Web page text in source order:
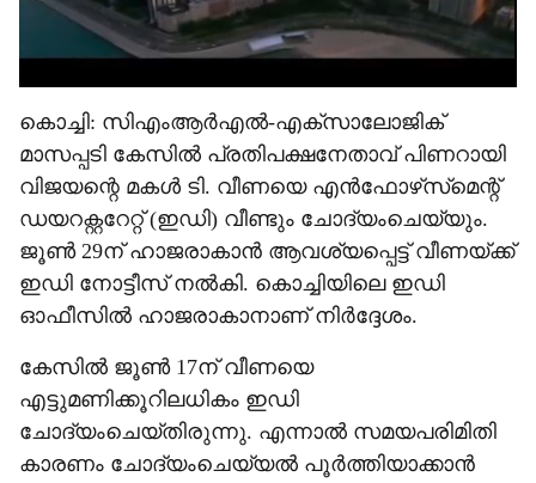
കൊച്ചി: സിഎംആര്‍എല്‍-എക്‌സാലോജിക്
മാസപ്പടി കേസില്‍ പ്രതിപക്ഷനേതാവ് പിണറായി
വിജയന്റെ മകള്‍ ടി. വീണയെ എന്‍ഫോഴ്‌സ്‌മെന്റ്
ഡയറക്റ്ററേറ്റ് (ഇഡി) വീണ്ടും ചോദ്യംചെയ്യും.
ജൂണ്‍ 29ന് ഹാജരാകാന്‍ ആവശ്യപ്പെട്ട് വീണയ്ക്ക്
ഇഡി നോട്ടീസ് നല്‍കി. കൊച്ചിയിലെ ഇഡി
ഓഫീസില്‍ ഹാജരാകാനാണ് നിര്‍ദ്ദേശം.
കേസില്‍ ജൂണ്‍ 17ന് വീണയെ
എട്ടുമണിക്കൂറിലധികം ഇഡി
ചോദ്യംചെയ്തിരുന്നു. എന്നാല്‍ സമയപരിമിതി
കാരണം ചോദ്യംചെയ്യല്‍ പൂര്‍ത്തിയാക്കാന്‍